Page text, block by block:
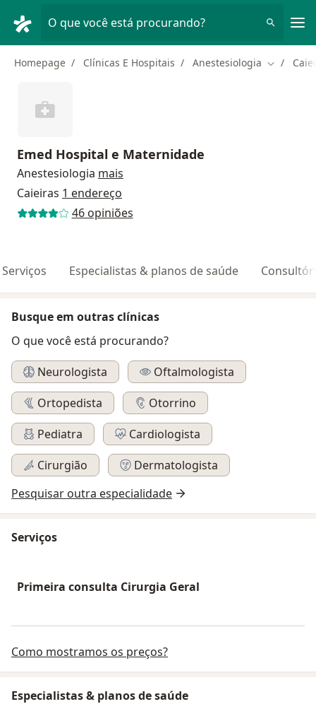
O que você está procurando?
Homepage Clínicas E Hospitais Anestesiologia Mudar de
Emed Hospital e Maternidade
Anestesiologia mais
Caieiras 1 endereço
46 opiniões
Serviços Especialistas & planos de saúde
Busque em outras clínicas
O que você está procurando?
Neurologista
Oftalmologista
Ortopedista
Otorrino
Pediatra
Cardiologista
Cirurgião
Dermatologista
Pesquisar outra especialidade
Serviços
Primeira consulta Cirurgia Geral
Como mostramos os preços?
Especialistas & planos de saúde